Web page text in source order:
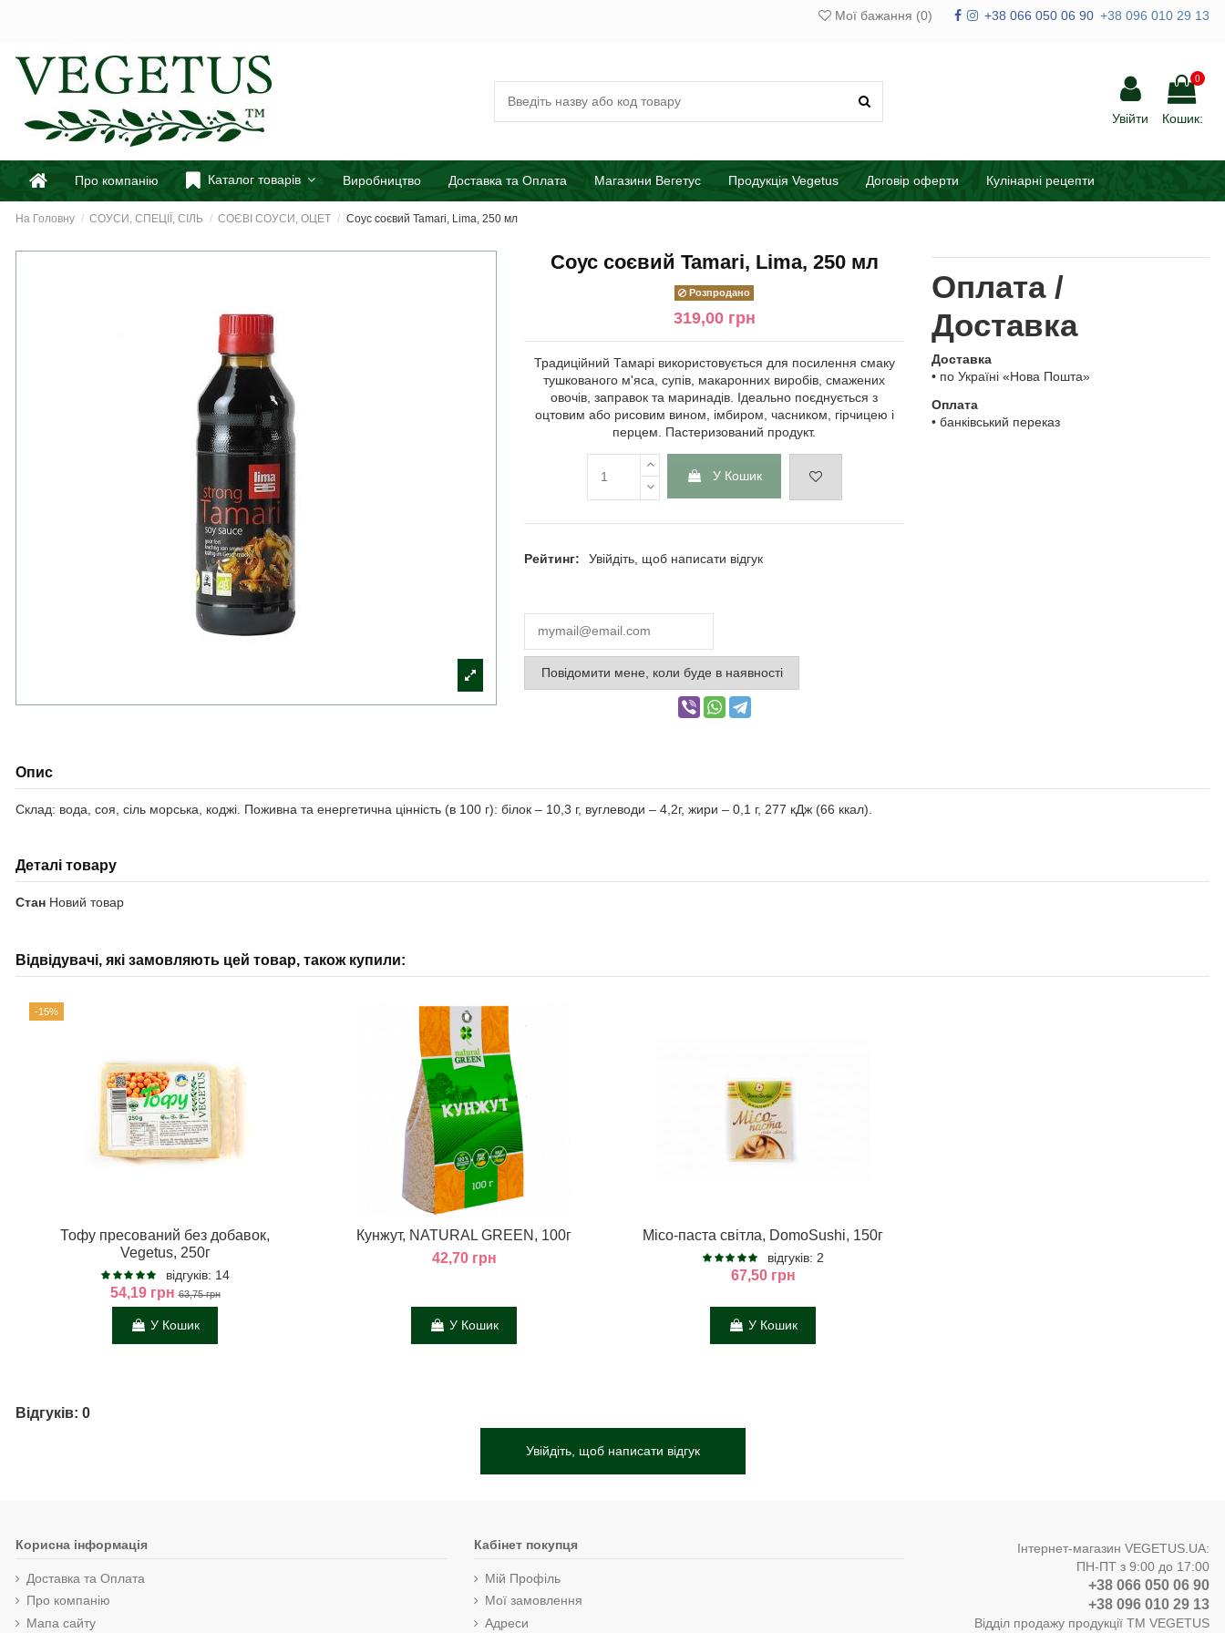
Мої бажання (0) +38 066 050 06 90 +38 096 010 29 13
Увійти
0
Кошик:
Про компанію Каталог товарів Виробництво Доставка та Оплата Магазини Вегетус Продукція Vegetus Договір оферти Кулінарні рецепти
На Головну СОУСИ, СПЕЦІЇ, СІЛЬ СОЄВІ СОУСИ, ОЦЕТ Соус соєвий Tamari, Lima, 250 мл
Соус соєвий Tamari, Lima, 250 мл
Розпродано
319,00 грн
Традиційний Тамарі використовується для посилення смаку
тушкованого м'яса, супів, макаронних виробів, смажених
овочів, заправок та маринадів. Ідеально поєднується з
оцтовим або рисовим вином, імбиром, часником, гірчицею і
перцем. Пастеризований продукт.
У Кошик
Рейтинг: Увійдіть, щоб написати відгук
Повідомити мене, коли буде в наявності
Оплата /
Доставка
Доставка
• по Україні «Нова Пошта»
Оплата
• банківський переказ
Опис
Склад: вода, соя, сіль морська, коджі. Поживна та енергетична цінність (в 100 г): білок – 10,3 г, вуглеводи – 4,2г, жири – 0,1 г, 277 кДж (66 ккал).
Деталі товару
Стан Новий товар
Відвідувачі, які замовляють цей товар, також купили:
-15%
Тофу пресований без добавок,
Vegetus, 250г
відгуків: 14
54,19 грн 63,75 грн
У Кошик
Кунжут, NATURAL GREEN, 100г
42,70 грн
У Кошик
Місо-паста світла, DomoSushi, 150г
відгуків: 2
67,50 грн
У Кошик
Відгуків: 0
Увійдіть, щоб написати відгук
Корисна інформація
Доставка та Оплата
Про компанію
Мапа сайту
Кабінет покупця
Мій Профіль
Мої замовлення
Адреси
Інтернет-магазин VEGETUS.UA:
ПН-ПТ з 9:00 до 17:00
+38 066 050 06 90
+38 096 010 29 13
Відділ продажу продукції ТМ VEGETUS